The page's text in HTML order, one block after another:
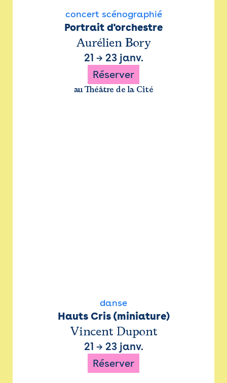
concert scénographié
Portrait d'orchestre
Aurélien Bory
21 → 23 janv.
Réserver
au Théâtre de la Cité
danse
Hauts Cris (miniature)
Vincent Dupont
21 → 23 janv.
Réserver